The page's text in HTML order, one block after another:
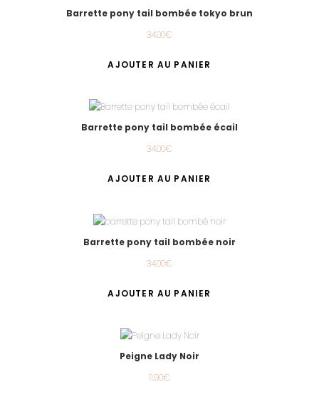
Barrette pony tail bombée tokyo brun
34.00€
AJOUTER AU PANIER
Barrette pony tail bombée écail
34.00€
AJOUTER AU PANIER
Barrette pony tail bombée noir
34.00€
AJOUTER AU PANIER
Peigne Lady Noir
11.90€